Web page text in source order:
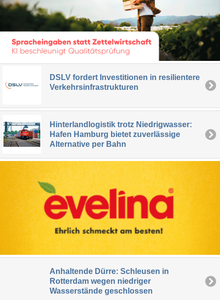
DSLV fordert Investitionen in resilientere
Verkehrsinfrastrukturen
Hinterlandlogistik trotz Niedrigwasser:
Hafen Hamburg bietet zuverlässige
Alternative per Bahn
Anhaltende Dürre: Schleusen in
Rotterdam wegen niedriger
Wasserstände geschlossen